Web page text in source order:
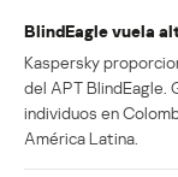
BlindEagle vuela
Kaspersky
del APT BlindEagle.
individuos en
América Latina.